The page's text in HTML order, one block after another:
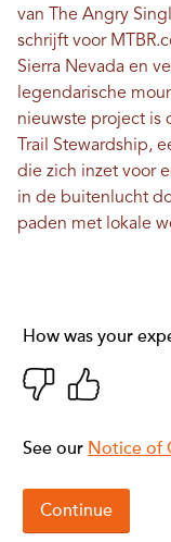
van The Angry
schrijft voor
Sierra Nevada en
legendarische
nieuwste project is
Trail Stewardship,
die zich inzet voor
in de buitenlucht
paden met lokale